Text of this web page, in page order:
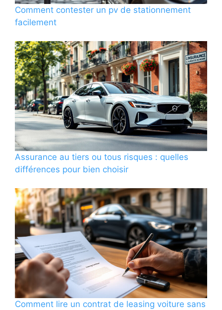
Comment contester un pv de stationnement
facilement
Assurance au tiers ou tous risques : quelles
différences pour bien choisir
Comment lire un contrat de leasing voiture sans